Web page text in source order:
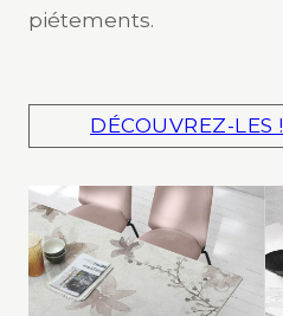
piétements.
DÉCOUVREZ-LES !